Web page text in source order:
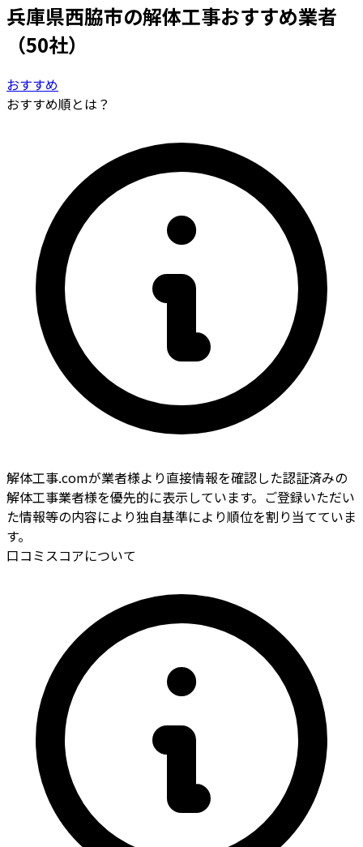
兵庫県西脇市の解体工事おすすめ業者
（50社）
おすすめ
おすすめ順とは？
解体工事.comが業者様より直接情報を確認した認証済みの
解体工事業者様を優先的に表示しています。ご登録いただい
た情報等の内容により独自基準により順位を割り当てていま
す。
口コミスコアについて